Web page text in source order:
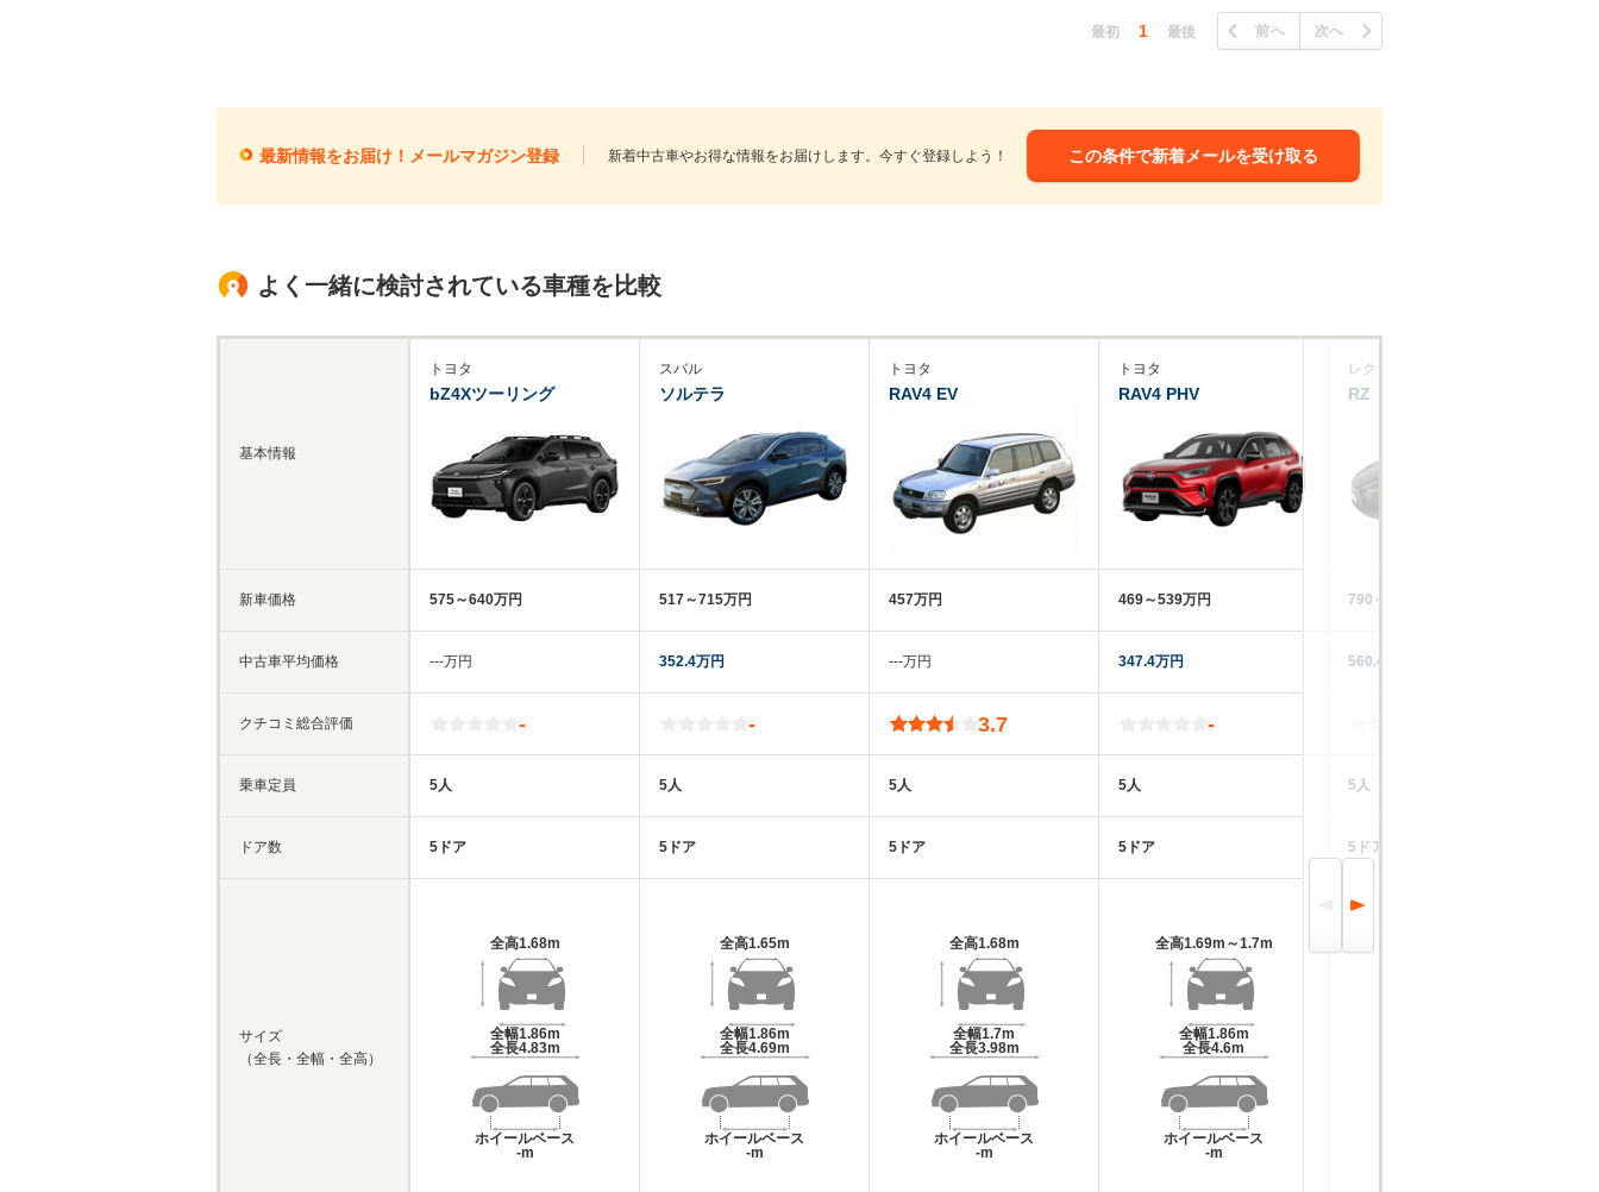
最初 1 最後 前へ 次へ
最新情報をお届け！メールマガジン登録 新着中古車やお得な情報をお届けします。今すぐ登録しよう！ この条件で新着メールを受け取る
よく一緒に検討されている車種を比較
基本情報
新車価格
中古車平均価格
クチコミ総合評価
乗車定員
ドア数
サイズ
（全長・全幅・全高）
トヨタ
bZ4Xツーリング
575～640万円
‐‐‐万円
-
5人
5ドア
全高1.68m
全幅1.86m
全長4.83m
ホイールベース
-m
スバル
ソルテラ
517～715万円
352.4万円
-
5人
5ドア
全高1.65m
全幅1.86m
全長4.69m
ホイールベース
-m
トヨタ
RAV4 EV
457万円
‐‐‐万円
3.7
5人
5ドア
全高1.68m
全幅1.7m
全長3.98m
ホイールベース
-m
トヨタ
RAV4 PHV
469～539万円
347.4万円
-
5人
5ドア
全高1.69m～1.7m
全幅1.86m
全長4.6m
ホイールベース
-m
レクサス
RZ
790～1216.5万円
560.4万円
5人
5ドア